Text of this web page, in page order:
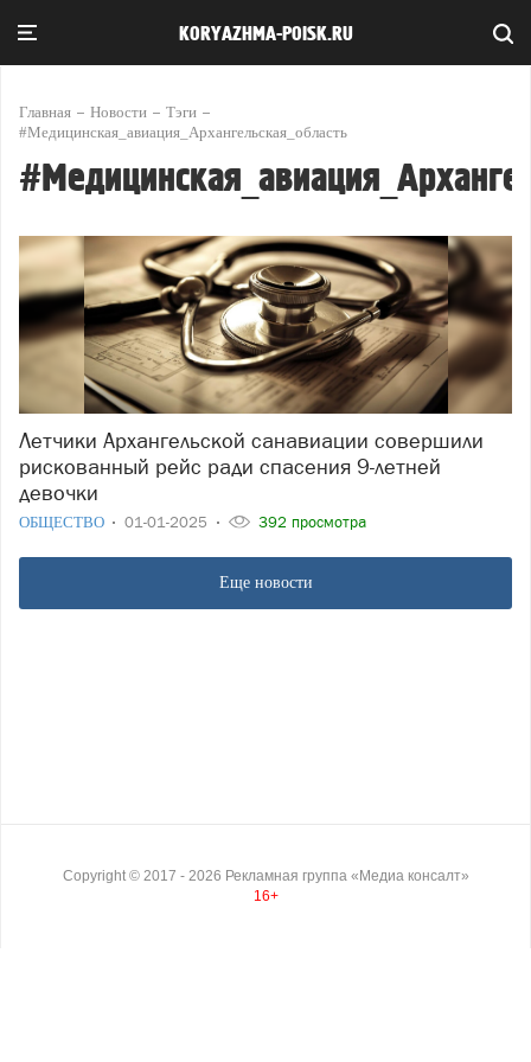
KORYAZHMA-POISK.RU
Главная Новости
Тэги
#Медицинская_авиация_Архангельская_область
Летчики Архангельской санавиации совершили
рискованный рейс ради спасения 9-летней
девочки
ОБЩЕСТВО 01-01-2025 392 просмотра
Еще новости
Copyright © 2017 - 2026 Рекламная группа «Медиа консалт»
16+